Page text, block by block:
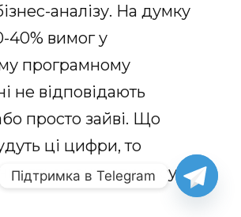
аналізу. На думку
40% вимог у
програмному
не відповідають
просто зайві. Що
ці цифри, то
витрати часу і
Підтримка в Telegram